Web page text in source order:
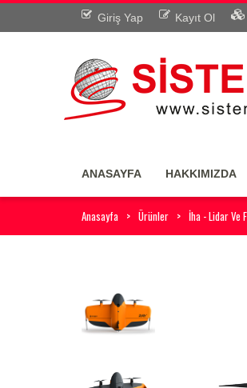
Giriş Yap Kayıt Ol
ANASAYFA HAKKIMIZDA
Anasayfa Ürünler İha - Lidar